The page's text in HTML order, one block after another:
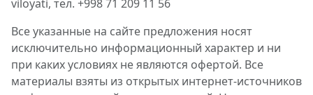
viloyati, тел. +998 71 209 11 56
Все указанные на сайте предложения носят
исключительно информационный характер и ни
при каких условиях не являются офертой. Все
материалы взяты из открытых интернет-источников